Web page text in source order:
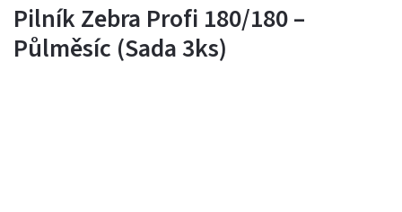
Pilník Zebra Profi 180/180 –
Půlměsíc (Sada 3ks)